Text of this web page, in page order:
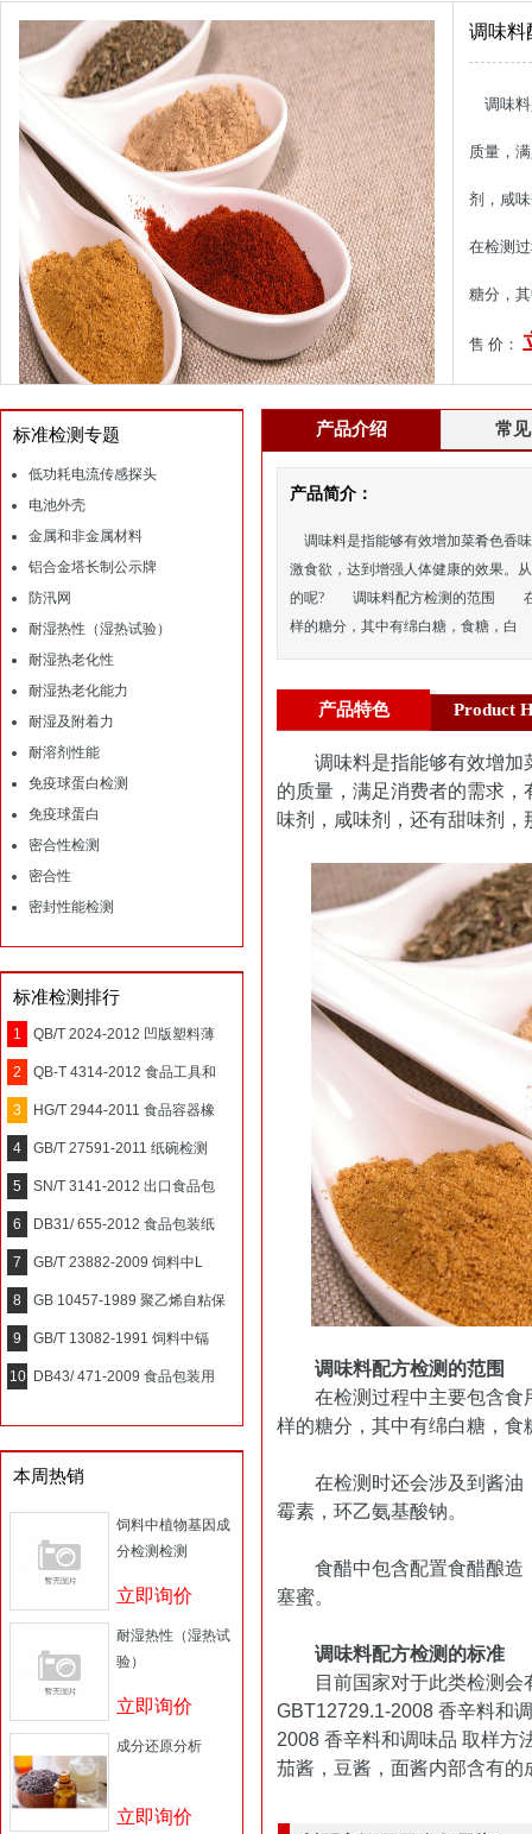
调味料
调味料
质量，
剂，咸
在检测
糖分，
售 价：
标准检测专题
低功耗电流传感探头
电池外壳
金属和非金属材料
铝合金塔长制公示牌
防汛网
耐湿热性（湿热试验）
耐湿热老化性
耐湿热老化能力
耐湿及附着力
耐溶剂性能
免疫球蛋白检测
免疫球蛋白
密合性检测
密合性
密封性能检测
标准检测排行
1 QB/T 2024-2012 凹版塑料薄
2 QB-T 4314-2012 食品工具和
3 HG/T 2944-2011 食品容器橡
4 GB/T 27591-2011 纸碗检测
5 SN/T 3141-2012 出口食品包
6 DB31/ 655-2012 食品包装纸
7 GB/T 23882-2009 饲料中L
8 GB 10457-1989 聚乙烯自粘保
9 GB/T 13082-1991 饲料中镉
10 DB43/ 471-2009 食品包装用
本周热销
饲料中植物基因成
分检测检测
立即询价
耐湿热性（湿热试
验）
立即询价
成分还原分析
立即询价
产品介绍 常
产品简介：
调味料是指能够有效增加菜肴色香
激食欲，达到增强人体健康的效果。
的呢? 调味料配方检测的范围 在检
样的糖分，其中有绵白糖，食糖，白
产品特色 Product
调味料是指能够有效增加菜
的质量，满足消费者的需求
味剂，咸味剂，还有甜味剂
调味料配方检测的范围
在检测过程中主要包含食用
样的糖分，其中有绵白糖，
在检测时还会涉及到酱油，
霉素，环乙氨基酸钠。
食醋中包含配置食醋酿造，
塞蜜。
调味料配方检测的标准
目前国家对于此类检测会有
GBT12729.1-2008 香辛料和
2008 香辛料和调味品 取样方
茄酱，豆酱，面酱内部含有